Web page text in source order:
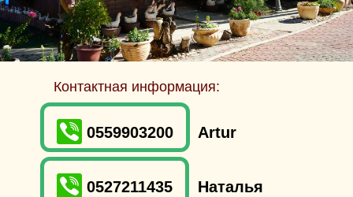
Контактная информация:
0559903200 Artur
0527211435 Наталья